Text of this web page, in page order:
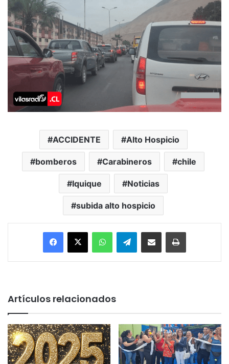
ACCIDENTE Alto Hospicio
bomberos Carabineros chile
Iquique Noticias
subida alto hospicio
Facebook
X WhatsAppTelegramEnviar vía email Imprimir
Artículos relacionados